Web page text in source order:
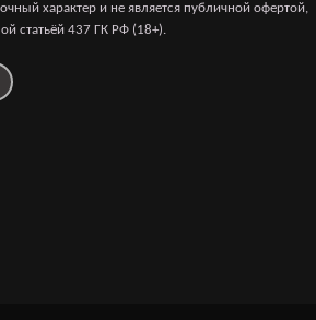
характер и не является публичной офертой,
статьёй 437 ГК РФ (18+).